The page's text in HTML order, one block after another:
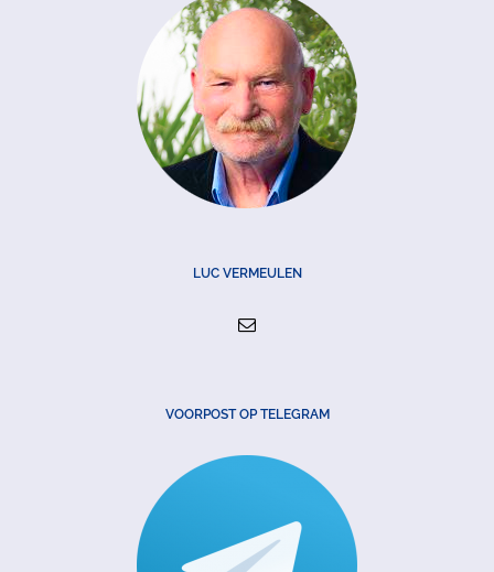
LUC VERMEULEN
VOORPOST OP TELEGRAM